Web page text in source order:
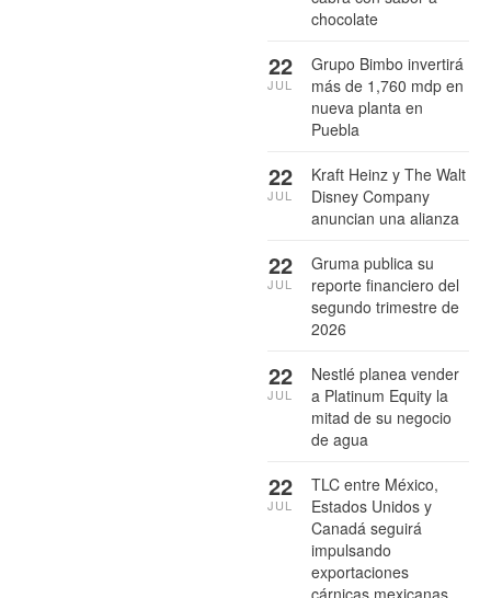
chocolate
Grupo Bimbo invertirá
más de 1,760 mdp en
nueva planta en
Puebla
22
JUL
Kraft Heinz y The Walt
Disney Company
anuncian una alianza
22
JUL
Gruma publica su
reporte financiero del
segundo trimestre de
2026
22
JUL
Nestlé planea vender
a Platinum Equity la
mitad de su negocio
de agua
22
JUL
TLC entre México,
Estados Unidos y
Canadá seguirá
impulsando
exportaciones
22
JUL